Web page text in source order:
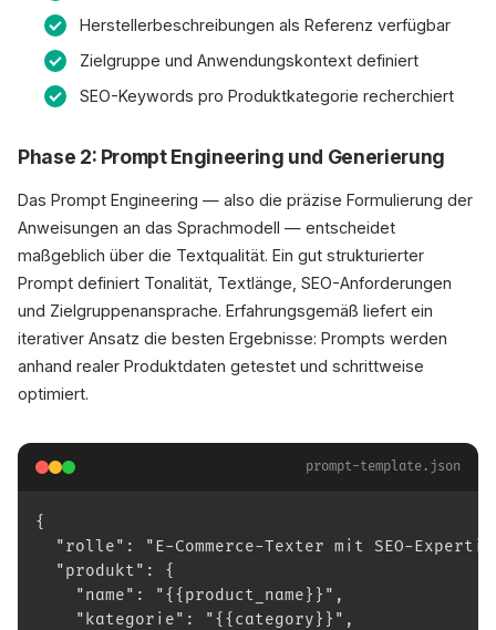
Herstellerbeschreibungen als Referenz verfügbar
Zielgruppe und Anwendungskontext definiert
SEO-Keywords pro Produktkategorie recherchiert
Phase 2: Prompt Engineering und Generierung
Das Prompt Engineering — also die präzise Formulierung der
Anweisungen an das Sprachmodell — entscheidet
maßgeblich über die Textqualität. Ein gut strukturierter
Prompt definiert Tonalität, Textlänge, SEO-Anforderungen
und Zielgruppenansprache. Erfahrungsgemäß liefert ein
iterativer Ansatz die besten Ergebnisse: Prompts werden
anhand realer Produktdaten getestet und schrittweise
optimiert.
prompt-template.json
{
"rolle": "E-Commerce-Texter mit SEO-
"produkt": {
"name": "{{product_name}}",
"kategorie": "{{category}}",